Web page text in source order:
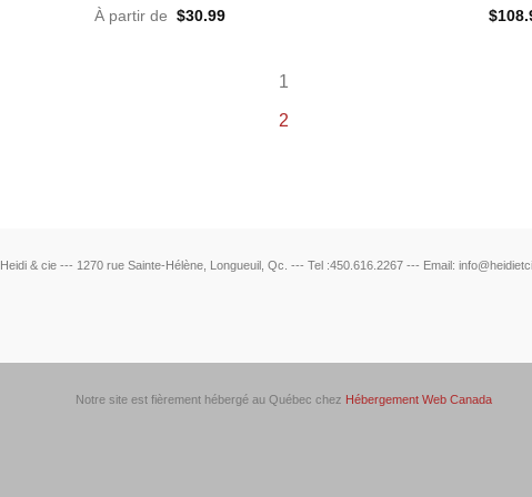
À partir de $30.99
$
1
2
Heidi & cie --- 1270 rue Sainte-Hélène, Longueuil, Qc. --- Tel :450.616.2267 --- Email:
Notre site est fièrement hébergé au Québec chez Hébergement Web Canada